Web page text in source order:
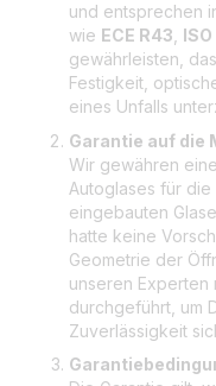
und entsprechen
wie ECE R43
gewährleisten,
Festigkeit,
eines Unfalls
Garantie auf die
Wir gewähren
Autoglases für
eingebauten
hatte keine
Geometrie der
unseren Experten
durchgeführt, um
Zuverlässigkeit